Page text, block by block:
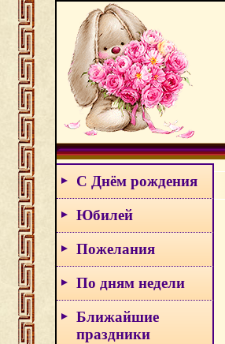
С Днём рождения
Юбилей
Пожелания
По дням недели
Ближайшие
праздники